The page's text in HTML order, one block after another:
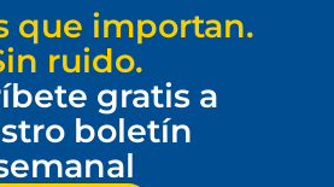
que importan.
ruido.
gratis a
boletín